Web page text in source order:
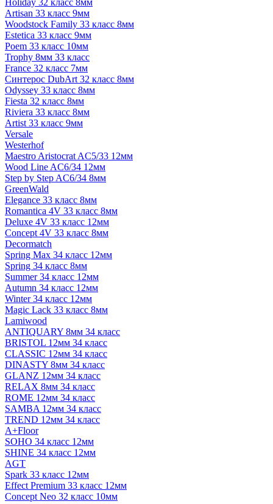
Holiday 32 класс 8мм
Artisan 33 класс 9мм
Woodstock Family 33 класс 8мм
Estetica 33 класс 9мм
Poem 33 класс 10мм
Trophy 8мм 33 класс
France 32 класс 7мм
Синтерос DubArt 32 класс 8мм
Odyssey 33 класс 8мм
Fiesta 32 класс 8мм
Riviera 33 класс 8мм
Artist 33 класс 9мм
Versale
Westerhof
Maestro Aristocrat AC5/33 12мм
Wood Line AC6/34 12мм
Step by Step AC6/34 8мм
GreenWald
Elegance 33 класс 8мм
Romantica 4V 33 класс 8мм
Deluxe 4V 33 класс 12мм
Concept 4V 33 класс 8мм
Decormatch
Spring Max 34 класс 12мм
Spring 34 класс 8мм
Summer 34 класс 12мм
Autumn 34 класс 12мм
Winter 34 класс 12мм
Magic Lack 33 класс 8мм
Lamiwood
ANTIQUARY 8мм 34 класс
BRISTOL 12мм 34 класс
CLASSIC 12мм 34 класс
DINASTY 8мм 34 класс
GLANZ 12мм 34 класс
RELAX 8мм 34 класс
ROME 12мм 34 класс
SAMBA 12мм 34 класс
TREND 12мм 34 класс
A+Floor
SOHO 34 класс 12мм
SHINE 34 класс 12мм
AGT
Spark 33 класс 12мм
Effect Premium 33 класс 12мм
Concept Neo 32 класс 10мм